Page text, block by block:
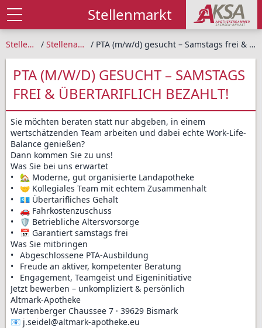
Stellenmarkt
Stellenmarkt Stellenangebote PTA (m/w/d) gesucht – Samstags frei & übertariflich bezahlt!
PTA (M/W/D) GESUCHT – SAMSTAGS
FREI & ÜBERTARIFLICH BEZAHLT!
Sie möchten beraten statt nur abgeben, in einem
wertschätzenden Team arbeiten und dabei echte Work-Life-
Balance genießen?
Dann kommen Sie zu uns!
Was Sie bei uns erwartet
•	🏡 Moderne, gut organisierte Landapotheke
•	🤝 Kollegiales Team mit echtem Zusammenhalt
•	💶 Übertarifliches Gehalt
•	🚗 Fahrkostenzuschuss
•	🛡️ Betriebliche Altersvorsorge
•	📅 Garantiert samstags frei
Was Sie mitbringen
•	Abgeschlossene PTA-Ausbildung
•	Freude an aktiver, kompetenter Beratung
•	Engagement, Teamgeist und Eigeninitiative
Jetzt bewerben – unkompliziert & persönlich
Altmark-Apotheke
Wartenberger Chaussee 7 · 39629 Bismark
📧 j.seidel@altmark-apotheke.eu